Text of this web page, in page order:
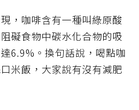
，咖啡含有一種叫綠原酸
礙食物中碳水化合物的吸
6.9%。換句話說，喝點咖
米飯，大家說有沒有減肥